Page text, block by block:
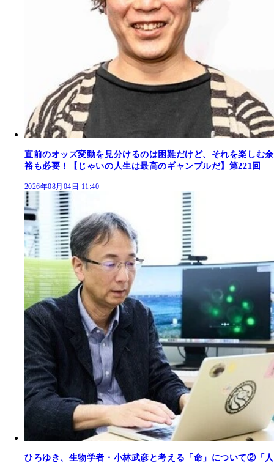
直前のオッズ変動を見分けるのは困難だけど、それを楽しむ余
裕も必要！【じゃいの人生は最高のギャンブルだ】第221回
2026年08月04日 11:40
ひろゆき、生物学者・小林武彦と考える「命」について②「人